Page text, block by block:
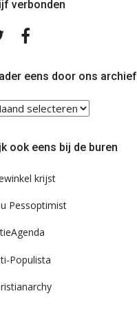
verbonden
Volg
TwitterFacebook
eens door ons archief
ook eens bij de buren
krijst
Pessoptimist
Populista